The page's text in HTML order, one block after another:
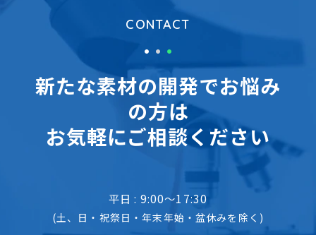
CONTACT
新たな素材の開発でお悩み
の方は
お気軽にご相談ください
平日 : 9:00～17:30
(土、日・祝祭日・年末年始・盆休みを除く)